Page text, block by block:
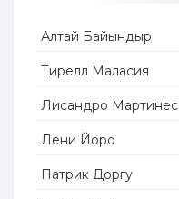
Алтай Байындыр
Тирелл Маласия
Лисандро Мартинес
Лени Йоро
Патрик Доргу